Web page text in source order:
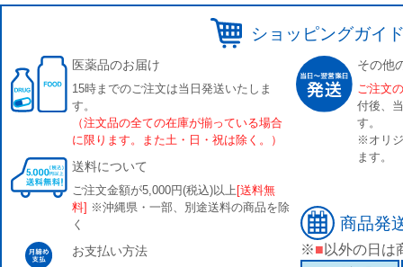
ショッピングガイ
医薬品のお届け
15時までのご注文は当日発送いたしま
す。
（注文品の全ての在庫が揃っている場合
に限ります。また土・日・祝は除く。）
送料について
ご注文金額が5,000円(税込)以上 [送料無
料] ※沖縄県・一部、別途送料の商品を除
く
お支払い方法
その他
ご注文
付後、
す。
※オリ
ます。
商品発
※■ 以外の日は